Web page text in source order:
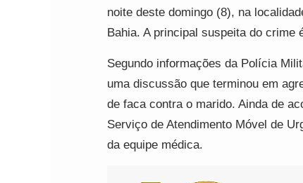
noite deste domingo (8), na
Bahia. A principal suspeita do crime
Segundo informações da Polícia
uma discussão que terminou em
de faca contra o marido. Ainda de
Serviço de Atendimento Móvel de
da equipe médica.